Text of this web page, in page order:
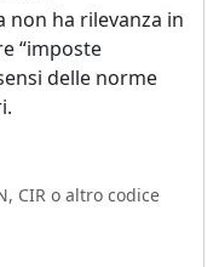
non ha rilevanza in
“imposte
delle norme
CIR o altro codice